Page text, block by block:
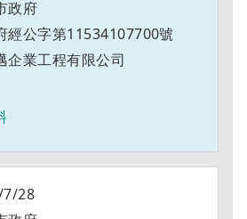
政府
經公字第11534107700號
企業工程有限公司
28